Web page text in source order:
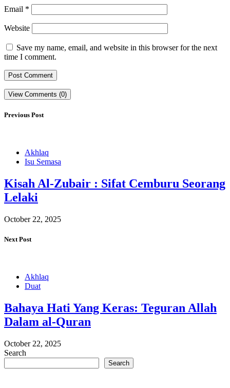
Email *
Website
Save my name, email, and website in this browser for the next
time I comment.
View Comments (0)
Previous Post
Akhlaq
Isu Semasa
Kisah Al-Zubair : Sifat Cemburu Seorang
Lelaki
October 22, 2025
Next Post
Akhlaq
Duat
Bahaya Hati Yang Keras: Teguran Allah
Dalam al-Quran
October 22, 2025
Search
Search